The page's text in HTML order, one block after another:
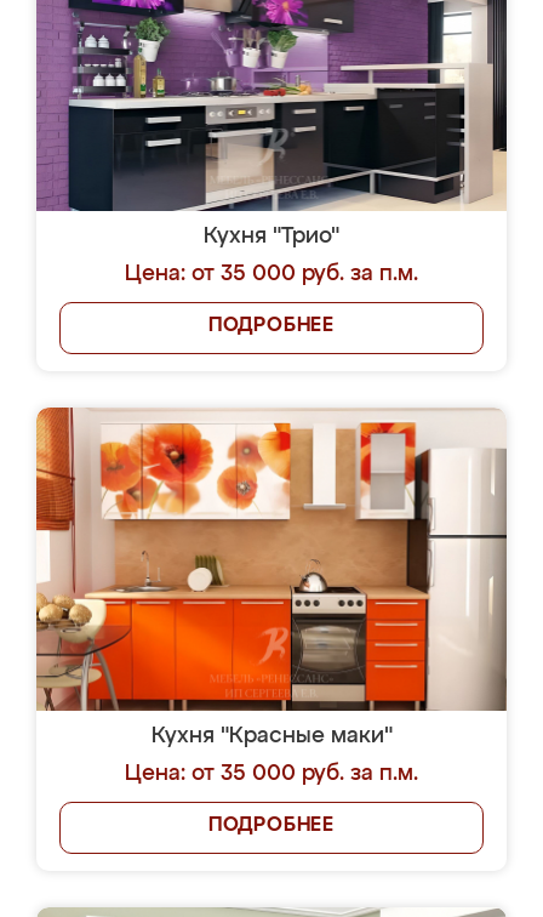
Кухня "Трио"
Цена: от 35 000 руб. за п.м.
ПОДРОБНЕЕ
Кухня "Красные маки"
Цена: от 35 000 руб. за п.м.
ПОДРОБНЕЕ